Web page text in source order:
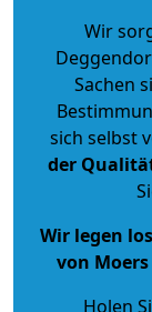
Wir
Sachen
sich selbst
der
Wir legen
von
Holen